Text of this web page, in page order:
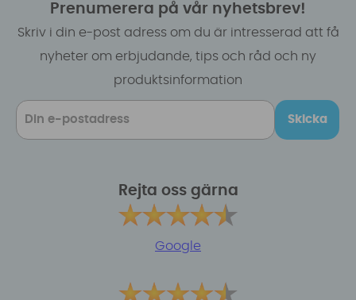
Prenumerera på vår nyhetsbrev!
Skriv i din e-post adress om du är intresserad att få
nyheter om erbjudande, tips och råd och ny
produktsinformation
Skicka
Rejta oss gärna
Google